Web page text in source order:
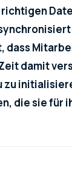
dass
damit
zu
die sie für